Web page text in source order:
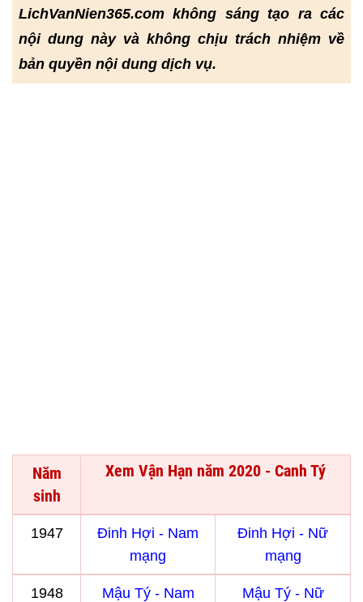
LichVanNien365.com không sáng tạo ra các
nội dung này và không chịu trách nhiệm về
bản quyền nội dung dịch vụ.
Năm
sinh
Xem Vận Hạn năm 2020 - Canh Tý
1947
Đinh Hợi - Nam
mạng
Đinh Hợi - Nữ
mạng
1948
Mậu Tý - Nam
Mậu Tý - Nữ